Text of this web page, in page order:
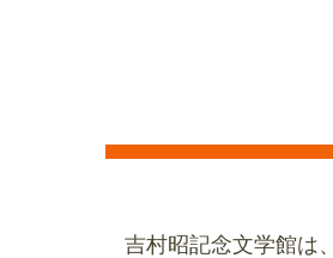
吉村昭記念文学館は